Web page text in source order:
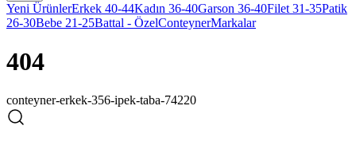
Yeni ÜrünlerErkek 40-44Kadın 36-40Garson 36-40Filet 31-35Patik
26-30Bebe 21-25Battal - ÖzelConteynerMarkalar
404
conteyner-erkek-356-ipek-taba-74220